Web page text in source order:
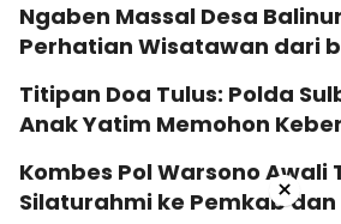
Ngaben Massal Desa
Perhatian Wisatawan dari
Titipan Doa Tulus: Polda
Anak Yatim Memohon
Kombes Pol Warsono Awali
Silaturahmi ke Pemkab dan
×